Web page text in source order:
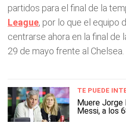
partidos para el final de la
League, por lo que el equipo
centrarse ahora en la final de
29 de mayo frente al Chelsea.
TE PUEDE
Muere Jorge
Messi, a los